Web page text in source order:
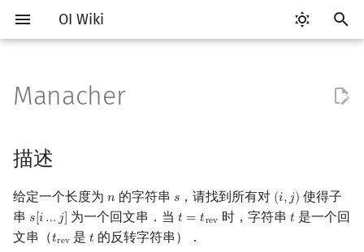
OI Wiki
始
搜
索
Getting Started
关于本项目
如何参与
OI Wiki 不是什么
比赛相关简介
赛事
题型
学习路线
常见错误
工具软件简介
代码编辑工具
VS Code
评测工具 Cena
命令行
Generator
语言基础简介
C++ 基础
变量
C++ 标准库 STL 算法
C++ 进阶
值类别
算法基础简介
复杂度
枚举
模拟
冒泡排序
搜索部分简介
DFS（搜索）
BFS（搜索）
双向搜索
动态规划部分简介
动态规划基础
记忆化搜索
背包 DP
斜率优化
四边形不等式优化
后缀数组简介
最优原地后缀排序算法
描述
解释
解法
朴素算法
数学部分简介
布尔代数
数字系统 平衡三进制
位操作
素数
快速傅里叶变换
容斥原理
内积和外积
环论
随机变量
随机变量的数字特征
零和游戏
非公平组合游戏
高斯消元
数据结构部分简介
栈
队列
链表
配对堆
块状链表
李超线段树
Splay 树
可持久化块状数组
可持久化平衡树
线段树套平衡树
树状数组套权值线段树
Euler Tour Tree
图论部分简介
图论相关概念
图的存储
DFS（图论）
树的中心
k 短路
最小直径生成树
割点和桥
最小割
二分图最大权匹配
一般图最大匹配
计算几何部分简介
二维计算几何基础
三维计算几何基础
距离
杂项简介
离散化
双指针
离线算法
整体二分
爬山算法
RMQ
并查集应用
括号序列
线段树与离线询问
Manacher
描述
给定一个长度为 𝑛
n 的字符串 𝑠
s ，请找到所有对 (𝑖,𝑗)
(i,j)
使得子
串 𝑠[𝑖…𝑗]
s[i …j ] 为一个回文串．当𝑡 = 𝑡rev
t =trev 时，字符串 𝑡
t 是一个回
文串（𝑡rev
trev是𝑡
t 的反转字符串）．